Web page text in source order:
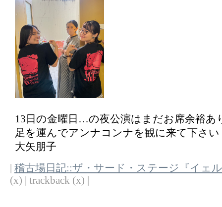
13日の金曜日…の夜公演はまだお席余裕あ
足を運んでアンナコンナを観に来て下さい
大矢朋子
稽古場日記::ザ・サード・ステージ『イェ
(x) | trackback (x) |